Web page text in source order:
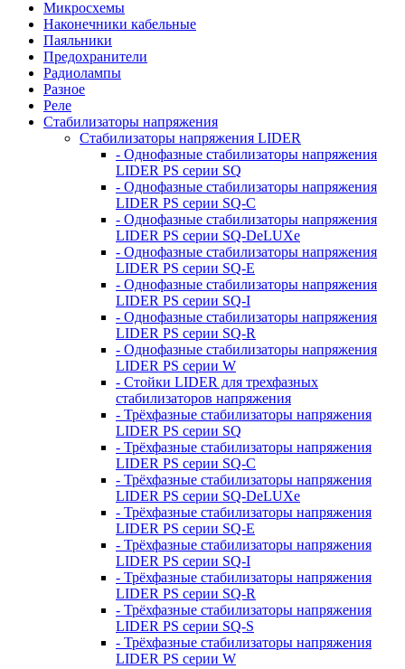
Микросхемы
Наконечники кабельные
Паяльники
Предохранители
Радиолампы
Разное
Реле
Стабилизаторы напряжения
Стабилизаторы напряжения LIDER
- Однофазные стабилизаторы напряжения
LIDER PS серии SQ
- Однофазные стабилизаторы напряжения
LIDER PS серии SQ-C
- Однофазные стабилизаторы напряжения
LIDER PS серии SQ-DeLUXe
- Однофазные стабилизаторы напряжения
LIDER PS серии SQ-E
- Однофазные стабилизаторы напряжения
LIDER PS серии SQ-I
- Однофазные стабилизаторы напряжения
LIDER PS серии SQ-R
- Однофазные стабилизаторы напряжения
LIDER PS серии W
- Стойки LIDER для трехфазных
стабилизаторов напряжения
- Трёхфазные стабилизаторы напряжения
LIDER PS серии SQ
- Трёхфазные стабилизаторы напряжения
LIDER PS серии SQ-C
- Трёхфазные стабилизаторы напряжения
LIDER PS серии SQ-DeLUXe
- Трёхфазные стабилизаторы напряжения
LIDER PS серии SQ-E
- Трёхфазные стабилизаторы напряжения
LIDER PS серии SQ-I
- Трёхфазные стабилизаторы напряжения
LIDER PS серии SQ-R
- Трёхфазные стабилизаторы напряжения
LIDER PS серии SQ-S
- Трёхфазные стабилизаторы напряжения
LIDER PS серии W